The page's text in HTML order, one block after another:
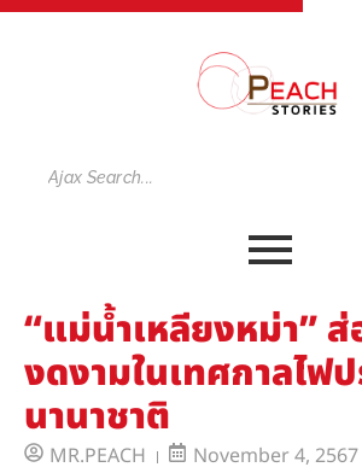
“แม่น้ำเหลียงหม่า” ส่
งดงามในเทศกาลไฟ
นานาชาติ
MR.PEACH
November 4, 2567